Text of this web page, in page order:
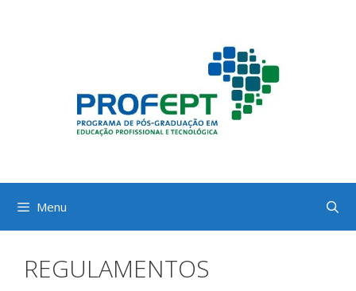
Menu
REGULAMENTOS